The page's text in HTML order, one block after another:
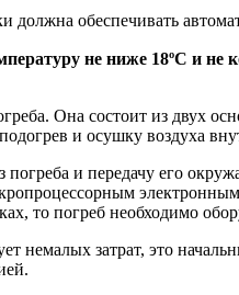
обеспечивать
не ниже 18ºС и не
Она состоит из двух
и осушку воздуха
и передачу его
то погреб необходимо
немалых затрат, это